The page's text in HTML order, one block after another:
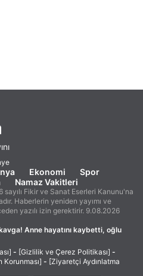
Ekonomi
Spor
Namaz Vakitleri
Fikir ve Sanat Eserleri Kanunu'na
Haberlerin yeniden yayımı ve
yazılı izin gerektirir. 9.08.2026
Anne hayatını kaybetti, oğlu
- [Gizlilik ve Çerez Politikası] -
Korunması] - [Ziyaretçi Aydınlatma